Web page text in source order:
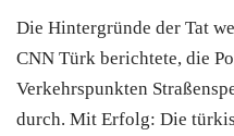
Die Hintergründe der Tat
CNN Türk berichtete, die
Verkehrspunkten
durch. Mit Erfolg: Die